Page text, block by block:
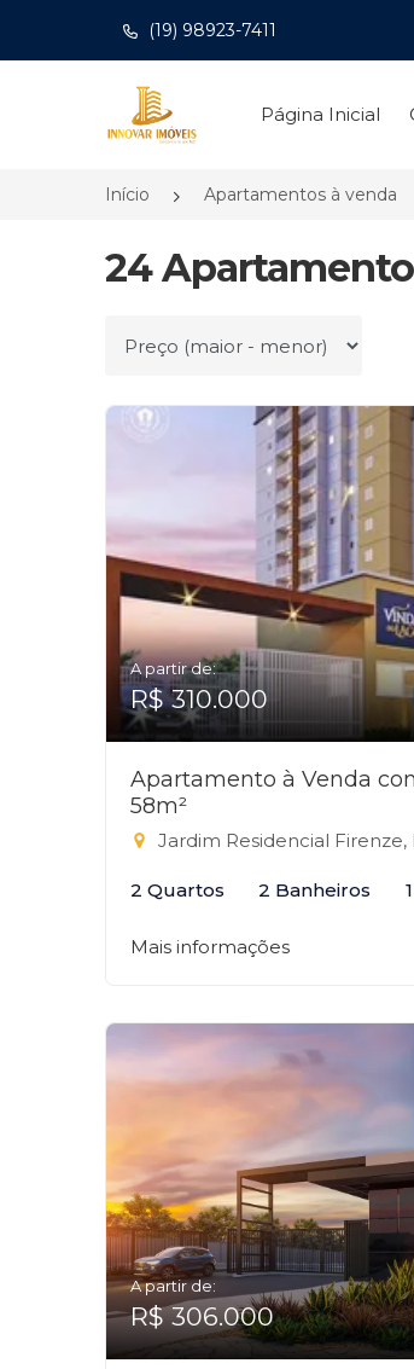
(19) 98923-7411
Página inicial
Página Inicial
Início Apartamentos à venda
24
Ordenar por
A partir de:
R$ 310.000
Apartamento à Venda
58m²
Jardim Residencial
2 Quartos 2 Banheiros
Mais informações
A partir de:
R$ 306.000